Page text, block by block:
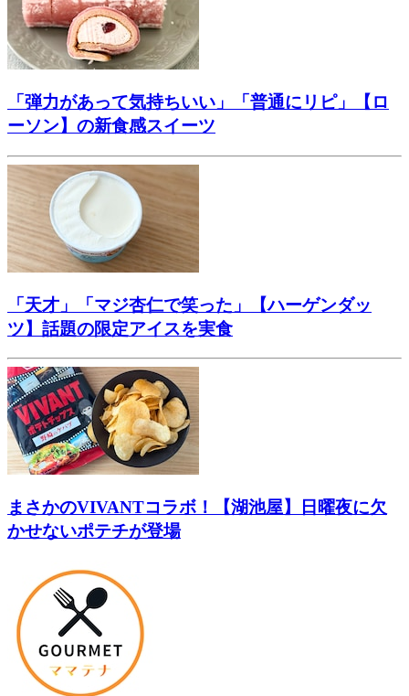
「弾力があって気持ちいい」「普通にリピ」【ロ
ーソン】の新食感スイーツ
「天才」「マジ杏仁で笑った」【ハーゲンダッ
ツ】話題の限定アイスを実食
まさかのVIVANTコラボ！【湖池屋】日曜夜に欠
かせないポテチが登場